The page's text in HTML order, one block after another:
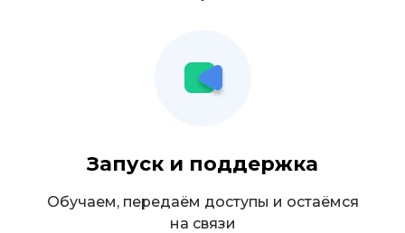
Запуск и поддержка
Обучаем, передаём доступы и остаёмся
на связи
Маркетологам и продюсерам —
Малому бизнесу — для
роста онлайн-продаж